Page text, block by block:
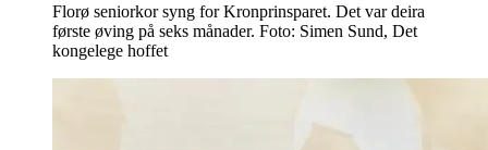
Florø seniorkor syng for Kronprinsparet. Det var deira
første øving på seks månader. Foto: Simen Sund, Det
kongelege hoffet